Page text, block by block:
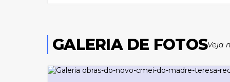
GALERIA DE FOTOSVeja